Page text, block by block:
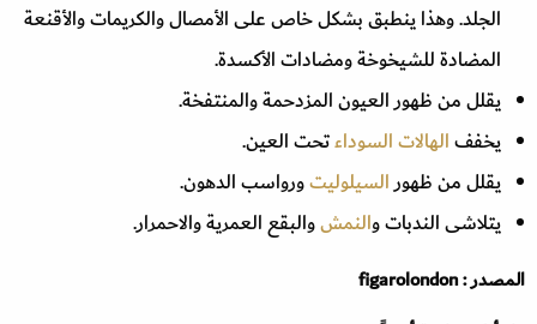
الجلد. وهذا ينطبق بشكل خاص على الأمصال والكريمات والأقنعة
المضادة للشيخوخة ومضادات الأكسدة.
يقلل من ظهور العيون المزدحمة والمنتفخة.
يخففالهالات السوداءتحت العين.
يقلل من ظهورالسيلوليتورواسب الدهون.
يتلاشى الندبات والنمشوالبقع العمرية والاحمرار.
المصدر : figarolondon